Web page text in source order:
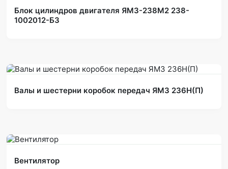
Блок цилиндров двигателя ЯМЗ-238М2 238-
1002012-Б3
Валы и шестерни коробок передач ЯМЗ 236Н(П)
Вентилятор